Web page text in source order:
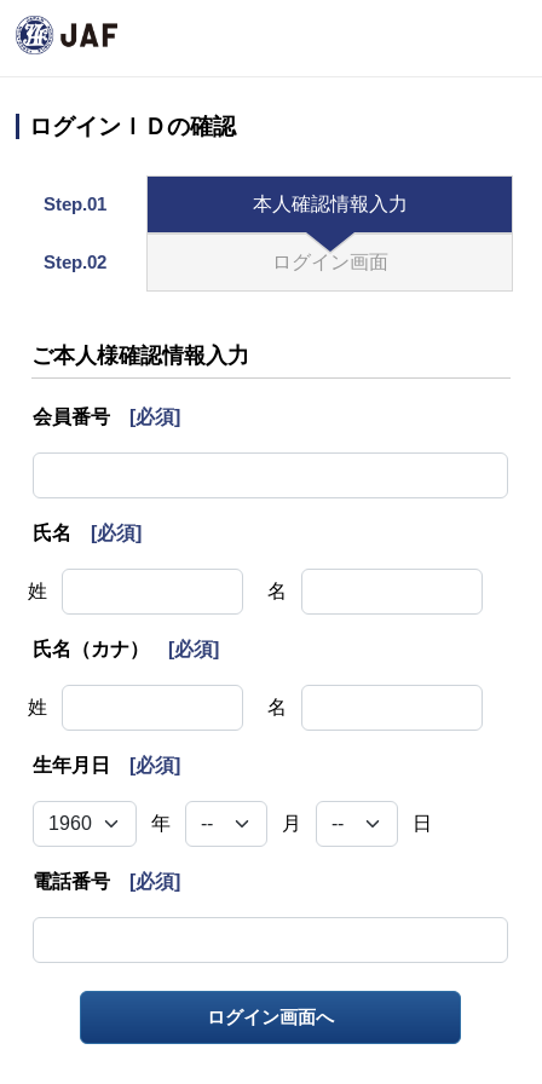
ログインＩＤの確認
Step.01 本人確認情報入力
Step.02 ログイン画面
ご本人様確認情報入力
会員番号 [必須]
氏名 [必須]
姓 名
氏名（カナ） [必須]
姓 名
生年月日 [必須]
年 月 日
電話番号 [必須]